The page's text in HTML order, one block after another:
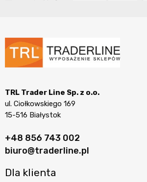
TRL Trader Line Sp. z o.o.
ul. Ciołkowskiego 169
15-516 Białystok
+48 856 743 002
biuro@traderline.pl
Dla klienta